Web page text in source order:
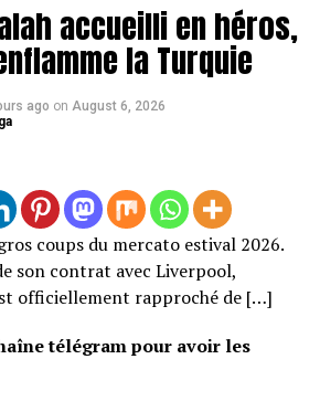
accueilli en héros,
la Turquie
ago on August 6, 2026
coups du mercato estival 2026.
son contrat avec Liverpool,
officiellement rapproché de […]
télégram pour avoir les